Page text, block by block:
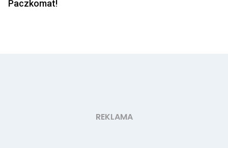
Paczkomat!